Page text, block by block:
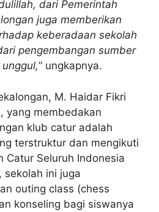
dari Pemerintah
juga memberikan
keberadaan sekolah
pengembangan sumber
” ungkapnya.
M. Haidar Fikri
yang membedakan
klub catur adalah
terstruktur dan mengikuti
Catur Seluruh Indonesia
sekolah ini juga
outing class (chess
konseling bagi siswanya